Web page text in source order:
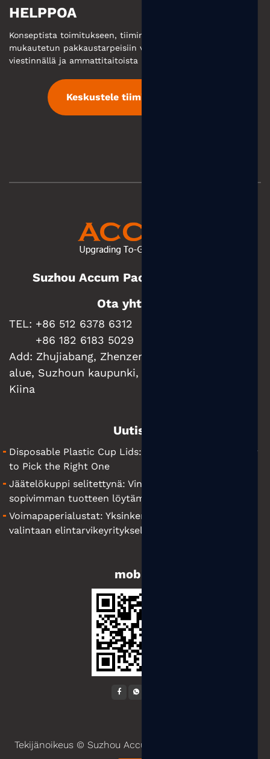
HELPPOA
Konseptista toimitukseen, tiimimme takaa sinulle
mukautetun pakkaustarpeisiin vastataan tehokkaalla
viestinnällä ja ammattitaitoista palvelua.
Keskustele tiimimme kanssa
Suzhou Accum Packaging Co., Ltd.
Ota yhteyttä
TEL: +86 512 6378 6312
+86 182 6183 5029
Add: Zhujiabang, Zhenzen kaupunki, Wujiangin
alue, Suzhoun kaupunki, Jiangsun maakunta,
Kiina
Uutiset
Disposable Plastic Cup Lids: What They Are and How
to Pick the Right One
Jäätelökuppi selitettynä: Vinkkejä yrityksellesi
sopivimman tuotteen löytämiseen
Voimapaperialustat: Yksinkertainen opas oikeiden
valintaan elintarvikeyrityksellesi
mobiili
Tekijänoikeus © Suzhou Accum Packaging Co., Ltd.